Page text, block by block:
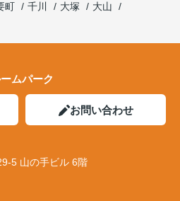
町 千川 大塚
大山
ムパーク
お問い合わせ
5 山の手ビル 6階